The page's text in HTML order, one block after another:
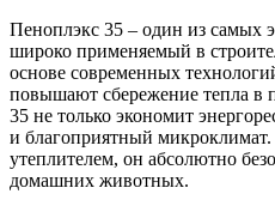
Пеноплэкс 35 – один из самых
широко применяемый в
основе современных
повышают сбережение тепла в
35 не только экономит
и благоприятный
утеплителем, он абсолютно
домашних животных.